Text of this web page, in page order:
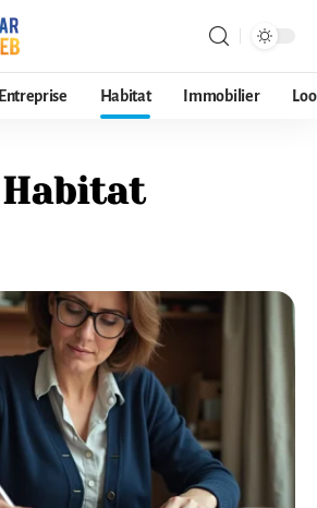
Entreprise Habitat Immobilier
Habitat